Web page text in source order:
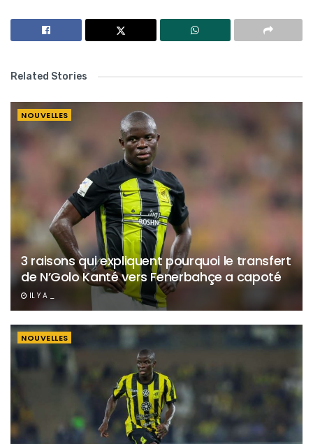
Related Stories
NOUVELLES
3 raisons qui expliquent pourquoi le transfert
de N’Golo Kanté vers Fenerbahçe a capoté
IL Y A _
NOUVELLES